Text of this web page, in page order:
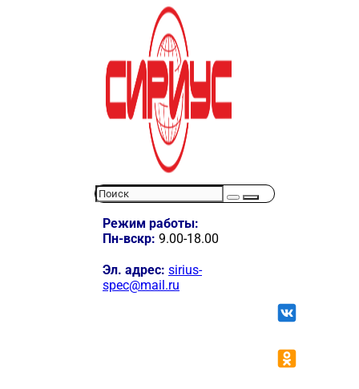
Режим работы:
Пн-вскр: 9.00-18.00
Эл. адрес: sirius-
spec@mail.ru